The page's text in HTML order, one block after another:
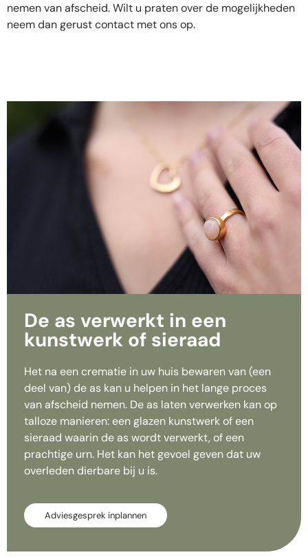
nemen van afscheid. Wilt u praten over de mogelijkheden
neem dan gerust contact met ons op.
De as verwerkt in een
kunstwerk of sieraad
Het na een crematie in uw huis bewaren van (een
deel van) de as kan u helpen in het lange proces
van afscheid nemen. De as laten verwerken kan op
talloze manieren: een glazen kunstwerk of een
sieraad waarin de as wordt verwerkt, of een
prachtige urn. Het kan het gevoel geven dat uw
overleden dierbare bij u is.
Adviesgesprek inplannen